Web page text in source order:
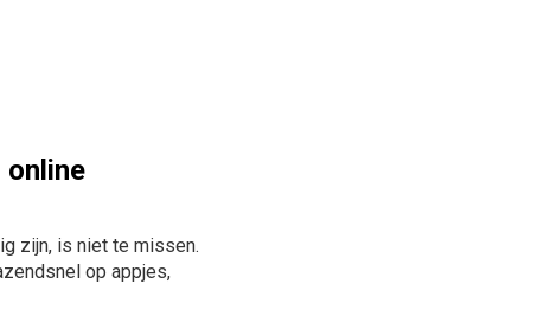
online
zijn, is niet te missen.
op appjes,